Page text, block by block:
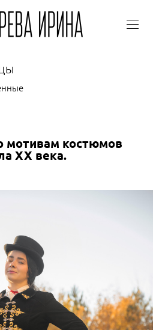
мотивам костюмов
ХХ века.